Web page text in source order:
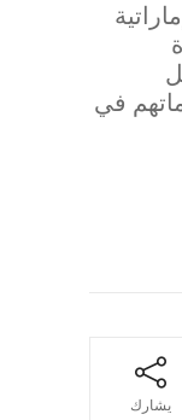
في
يشارك